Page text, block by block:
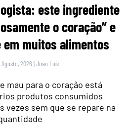
este ingrediente
o coração” e
muitos alimentos
2026 |João Luís
mau para o coração está
produtos consumidos
vezes sem que se repare na